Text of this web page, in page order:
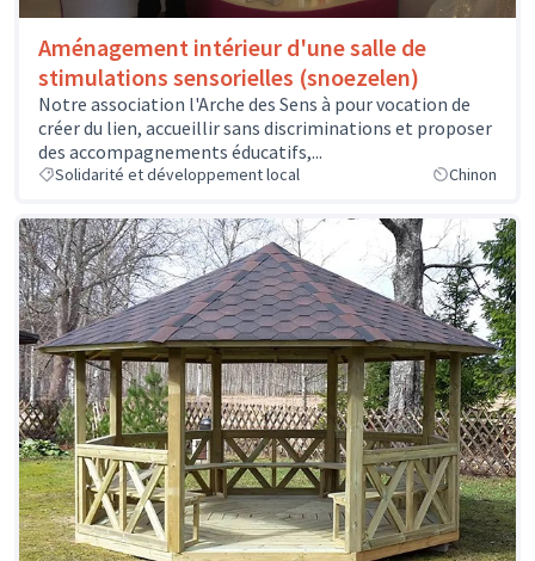
Aménagement intérieur d'une salle de
stimulations sensorielles (snoezelen)
Notre association l'Arche des Sens à pour vocation de
créer du lien, accueillir sans discriminations et proposer
des accompagnements éducatifs,...
Solidarité et développement local Chinon